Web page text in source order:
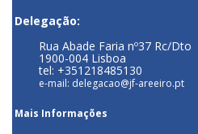
Delegação:
Rua Abade Faria nº37 Rc/Dto
1900-004 Lisboa
tel: +351218485130
e-mail: delegacao@jf-areeiro.pt
Mais Informações